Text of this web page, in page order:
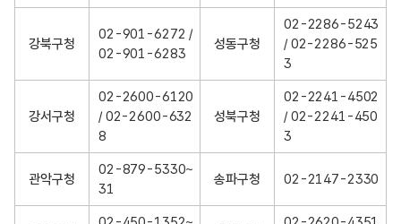
안
강북구청
02-901-6272 /
02-901-6283
성동구청
02-2286-5243
/ 02-2286-525
3
강서구청
02-2600-6120
/ 02-2600-632
8
성북구청
02-2241-4502
/ 02-2241-450
3
관악구청
02-879-5330~
31
송파구청 02-2147-2330